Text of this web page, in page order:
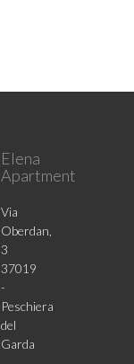
Elena
Apartment
Via
Oberdan,
3
37019
-
Peschiera
del
Garda